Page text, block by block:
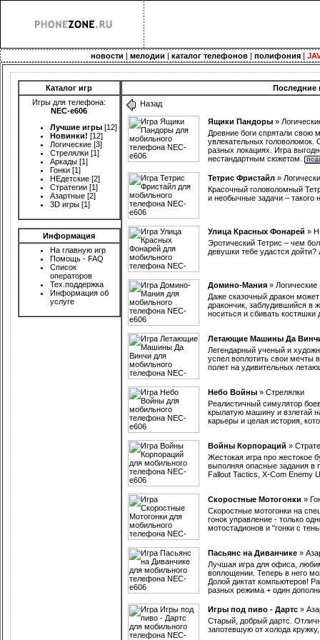
новости |мелодии |каталог телефонов |полифония |
Каталог игр
Игры для телефона:
NEC-e606
Лучшие игры [12]
Новинки! [12]
Логические [3]
Стрелялки [1]
Аркады [1]
Гонки [1]
НЕдетские [2]
Стратегии [1]
Азартные [2]
3D игры [1]
Информация
На главную игр
Помощь - FAQ
Список
операторов
Тех.поддержка
Информация об
услуге
Последние
Назад
Ящики Пандоры »
Древние боги спрятали
увлекательных головоломок.
разных локациях. Игра
нестандартным сюжетом.
Тетрис Фристайл »
Красочный головоломный
и необычные задачи – такого
Улица Красных Фонарей »
Эротический Тетрис – чем
девушки тебе удастся
Домино-Мания » Логические
Даже сказочный дракон
дракончик, заблудившийся в
носиться и сбивать
Летающие Машины Да
Легендарный ученый и
успел воплотить свои мечты
полет на удивительных
Небо Войны » Стрелялки
Реалистичный симулятор
крылатую машину и взлетай
карьеры и целая история,
Войны Корпораций »
Жестокая игра про жестокое
выполняя опасные задания в
Fallout Tactics, X-Com Enemy
Скоростные Мотогонки »
Скоростные мотогонки на
гонок управление - только
мотостадионов и "гонки с
Пасьянс на Диванчике »
Лучшая игра для офиса,
воплощении. Теперь в него
Долой диктат компьютеров!
разных режима + один
Игры под пиво - Дартс »
Старый, добрый дартс.
запотевшую от холода